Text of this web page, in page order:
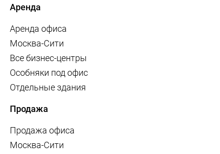
Аренда
Аренда офиса
Москва-Сити
Все бизнес-центры
Особняки под офис
Отдельные здания
Продажа
Продажа офиса
Москва-Сити